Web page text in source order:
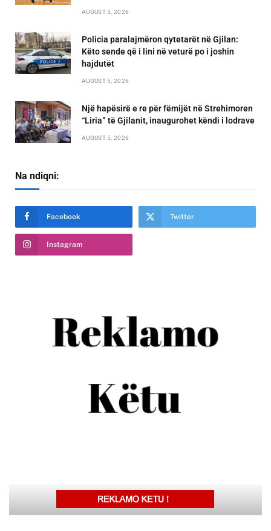
AUGUST 5, 2026
Policia paralajmëron qytetarët në Gjilan:
Këto sende që i lini në veturë po i joshin
hajdutët
AUGUST 5, 2026
Një hapësirë e re për fëmijët në Strehimoren
“Liria” të Gjilanit, inaugurohet këndi i lodrave
AUGUST 5, 2026
Na ndiqni:
Facebook Twitter
Instagram